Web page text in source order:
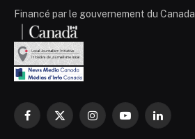
Financé par le gouvernement du Canada
Facebook
X
InstagramYouTubeLinkedIn